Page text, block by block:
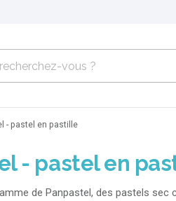
- pastel en pastille
- pastel en
de Panpastel, des pastels sec